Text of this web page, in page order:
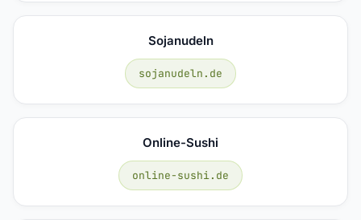
Sojanudeln
sojanudeln.de
Online-Sushi
online-sushi.de